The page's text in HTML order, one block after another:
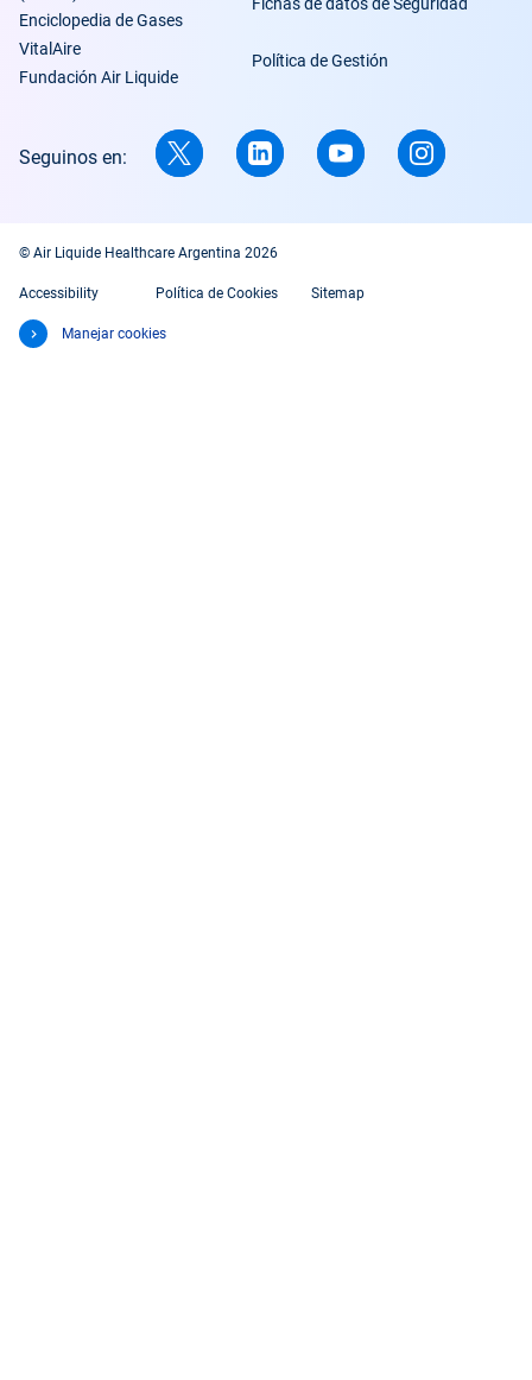
Enciclopedia de Gases
VitalAire
Fundación Air Liquide
Fichas de datos de Seguridad
Política de Gestión
Seguinos en:
© Air Liquide Healthcare Argentina 2026
Accessibility Política de Cookies Sitemap
Manejar cookies